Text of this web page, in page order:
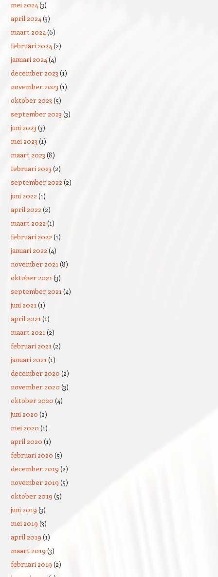
mei 2024(3)
april 2024(3)
maart 2024(6)
februari 2024(2)
januari 2024(4)
december 2023 (1)
november 2023 (1)
oktober 2023 (5)
september 2023 (3)
juni 2023 (3)
mei 2023 (1)
maart 2023 (8)
februari 2023 (2)
september 2022 (2)
juni 2022 (1)
april 2022 (2)
maart 2022 (1)
februari 2022 (1)
januari 2022 (4)
november 2021(8)
oktober 2021(3)
september 2021(4)
juni 2021(1)
april 2021(1)
maart 2021(2)
februari 2021(2)
januari 2021(1)
december 2020 (2)
november 2020 (3)
oktober 2020 (4)
juni 2020 (2)
mei 2020 (1)
april 2020 (1)
februari 2020 (5)
december 2019 (2)
november 2019 (5)
oktober 2019 (5)
juni 2019 (3)
mei 2019 (3)
april 2019 (1)
maart 2019 (3)
februari 2019 (2)